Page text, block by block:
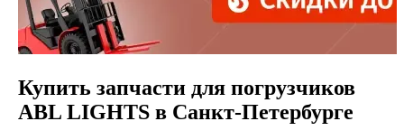
Купить запчасти для погрузчиков
ABL LIGHTS в Санкт-Петербурге